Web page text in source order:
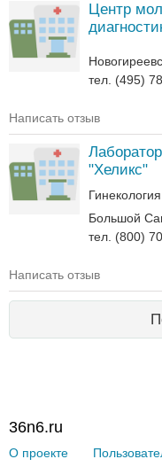
Центр
тел. (495)
Написать отзыв
"Хеликс"
Гинекология
Большой
тел. (800)
Написать отзыв
36n6.ru
О проекте